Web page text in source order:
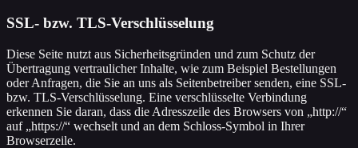
SSL- bzw. TLS-Verschlüsselung
Diese Seite nutzt aus Sicherheitsgründen und zum Schutz der
Übertragung vertraulicher Inhalte, wie zum Beispiel Bestellungen
oder Anfragen, die Sie an uns als Seitenbetreiber senden, eine SSL-
bzw. TLS-Verschlüsselung. Eine verschlüsselte Verbindung
erkennen Sie daran, dass die Adresszeile des Browsers von „http://“
auf „https://“ wechselt und an dem Schloss-Symbol in Ihrer
Browserzeile.